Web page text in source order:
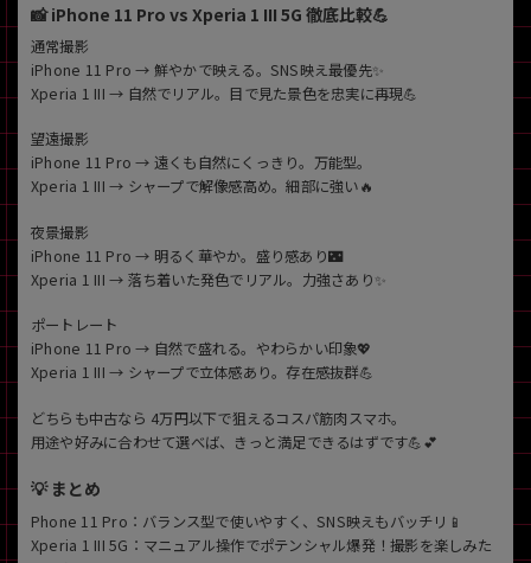
📸 iPhone 11 Pro vs Xperia 1 III 5G 徹底比較💪
通常撮影
iPhone 11 Pro → 鮮やかで映える。SNS映え最優先✨
Xperia 1 III → 自然でリアル。目で見た景色を忠実に再現💪
望遠撮影
iPhone 11 Pro → 遠くも自然にくっきり。万能型。
Xperia 1 III → シャープで解像感高め。細部に強い🔥
夜景撮影
iPhone 11 Pro → 明るく華やか。盛り感あり🌃
Xperia 1 III → 落ち着いた発色でリアル。力強さあり✨
ポートレート
iPhone 11 Pro → 自然で盛れる。やわらかい印象💖
Xperia 1 III → シャープで立体感あり。存在感抜群💪
どちらも中古なら 4万円以下で狙えるコスパ筋肉スマホ。
用途や好みに合わせて選べば、きっと満足できるはずです💪💕
💡 まとめ
Phone 11 Pro：バランス型で使いやすく、SNS映えもバッチリ📱
Xperia 1 III 5G：マニュアル操作でポテンシャル爆発！撮影を楽しみた